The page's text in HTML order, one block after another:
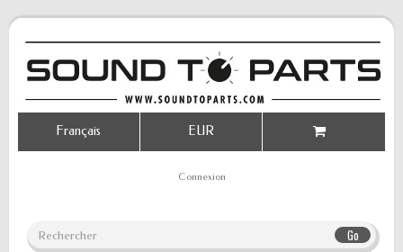
Go
Connexion
EUR
Français